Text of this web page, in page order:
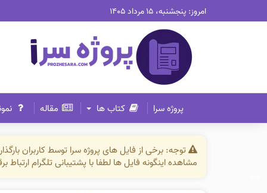
امروز: پنجشنبه، ۱۵ مرداد ۱۴۰۵
پروژه سرا کتاب ها مقاله
توجه: برخی از فایل های پروژه سرا توسط کاربران
مشاهده اینگونه فایل ها لطفا با پشتیبانی تلگرام